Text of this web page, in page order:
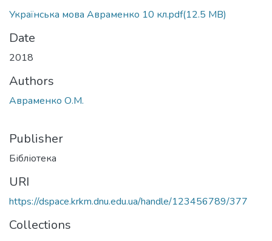
Українська мова Авраменко 10 кл.pdf(12.5 MB)
Date
2018
Authors
Авраменко О.М.
Publisher
Бібліотека
URI
https://dspace.krkm.dnu.edu.ua/handle/123456789/377
Collections